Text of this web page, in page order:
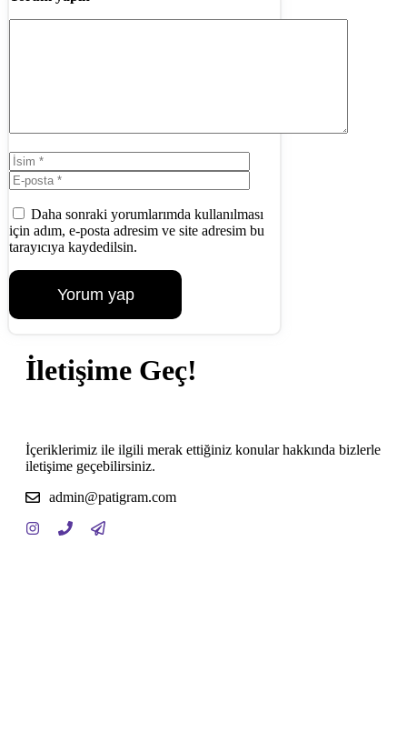
İsim
posta
sitesi
Daha sonraki yorumlarımda kullanılması
için adım, e-posta adresim ve site adresim bu
tarayıcıya kaydedilsin.
İletişime Geç!
İçeriklerimiz ile ilgili merak ettiğiniz konular hakkında bizlerle
iletişime geçebilirsiniz.
admin@patigram.com